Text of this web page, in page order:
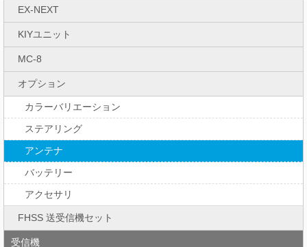
EX-NEXT
KIYユニット
MC-8
オプション
カラーバリエーション
ステアリング
アンテナ
バッテリー
アクセサリ
FHSS 送受信機セット
受信機